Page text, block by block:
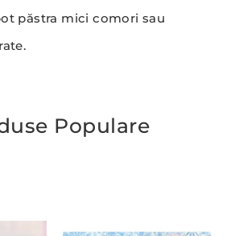
păstra mici comori sau
Populare